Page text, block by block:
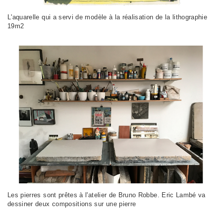
L'aquarelle qui a servi de modèle à la réalisation de la lithographie
19m2
Les pierres sont prêtes à l'atelier de Bruno Robbe. Eric Lambé va
dessiner deux compositions sur une pierre